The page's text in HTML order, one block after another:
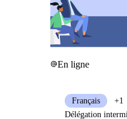
En ligne
Français
+1